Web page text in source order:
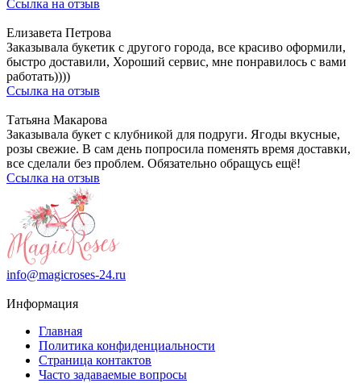
Ссылка на отзыв
Елизавета Петрова
Заказывала букетик с другого города, все красиво оформили,
быстро доставили, Хороший сервис, мне понравилось с вами
работать))))
Ссылка на отзыв
Татьяна Макарова
Заказывала букет с клубникой для подруги. Ягоды вкусные,
розы свежие. В сам день попросила поменять время доставки,
все сделали без проблем. Обязательно обращусь ещё!
Ссылка на отзыв
info@magicroses-24.ru
Информация
Главная
Политика конфиденциальности
Страница контактов
Часто задаваемые вопросы